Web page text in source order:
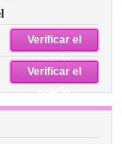
Verificar el
precio
Verificar el
precio